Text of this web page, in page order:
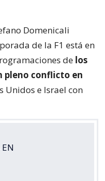
Domenicali
de la F1 está en
de los
pleno conflicto en
Unidos e Israel con